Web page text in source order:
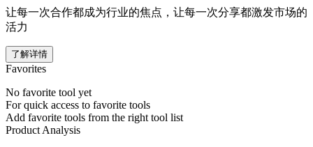
让每一次合作都成为行业的焦点，让每一次分享都激发市场的
活力
了解详情
Favorites
No favorite tool yet
For quick access to favorite tools
Add favorite tools from the right tool list
Product Analysis